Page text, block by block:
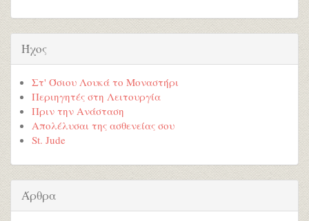
Ήχος
Στ' Όσιου Λουκά το Μοναστήρι
Περιηγητές στη Λειτουργία
Πριν την Ανάσταση
Απολέλυσαι της ασθενείας σου
St. Jude
Άρθρα